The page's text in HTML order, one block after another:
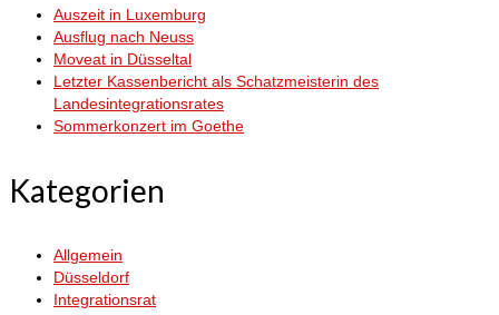
Auszeit in Luxemburg
Ausflug nach Neuss
Moveat in Düsseltal
Letzter Kassenbericht als Schatzmeisterin des
Landesintegrationsrates
Sommerkonzert im Goethe
Kategorien
Allgemein
Düsseldorf
Integrationsrat